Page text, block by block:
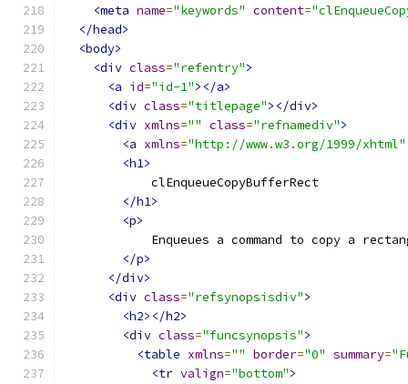
<meta name="keywords" content=
</head>
<body>
<div class="refentry">
<a id="id-1"></a>
<div class="titlepage"></div>
<div xmlns="" class="refnamediv">
<a xmlns="http://www.w3.org/1999/xhtml"
<h1>
            clEnqueueCopyBufferRect
</h1>
<p>
Enqueues a command to copy a
</p>
</div>
<div class="refsynopsisdiv">
<h2></h2>
<div class="funcsynopsis">
<table xmlns="" border="0" summary=
<tr valign="bottom">